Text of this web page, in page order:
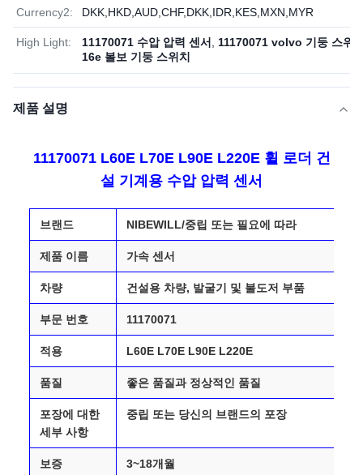
Currency2: DKK,HKD,AUD,CHF,DKK,IDR,KES,MXN,MYR
High Light: 11170071 수압 압력 센서
11170071 volvo 기둥 스위
16e 볼보 기둥 스위치
제품 설명
11170071 L60E L70E L90E L220E 휠 로더 건
설 기계용 수압 압력 센서
브랜드 NIBEWILL/중립 또는 필요에 따라
제품 이름 가속 센서
차량 건설용 차량, 발굴기 및 불도저 부품
부문 번호 11170071
적용 L60E L70E L90E L220E
품질 좋은 품질과 정상적인 품질
포장에 대한
세부 사항
중립 또는 당신의 브랜드의 포장
보증 3~18개월